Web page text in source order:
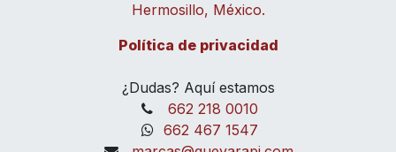
Hermosillo, México.
Política de priv​acidad
¿Dudas? Aquí estamos
662 218 0010
662 467 1547